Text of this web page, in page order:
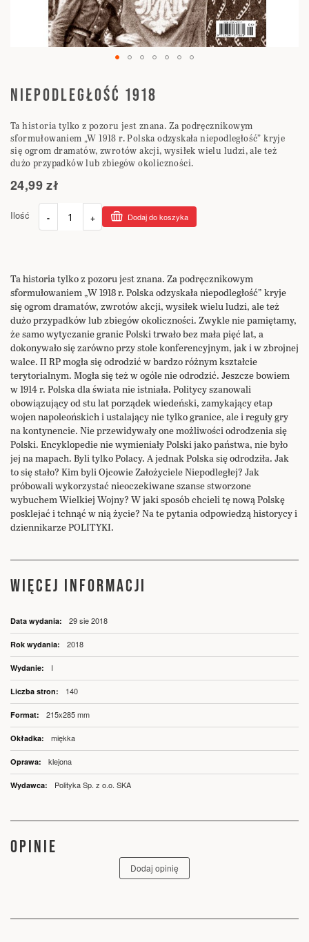
na
początek
NIEPODLEGŁOŚĆ 1918
Ta historia tylko z pozoru jest znana. Za podręcznikowym
sformułowaniem „W 1918 r. Polska odzyskała niepodległość” kryje
się ogrom dramatów, zwrotów akcji, wysiłek wielu ludzi, ale też
dużo przypadków lub zbiegów okoliczności.
24,99 zł
Ilość - + Dodaj do koszyka
Ta historia tylko z pozoru jest znana. Za podręcznikowym
sformułowaniem „W 1918 r. Polska odzyskała niepodległość” kryje
się ogrom dramatów, zwrotów akcji, wysiłek wielu ludzi, ale też
dużo przypadków lub zbiegów okoliczności. Zwykle nie pamiętamy,
że samo wytyczanie granic Polski trwało bez mała pięć lat, a
dokonywało się zarówno przy stole konferencyjnym, jak i w zbrojnej
walce. II RP mogła się odrodzić w bardzo różnym kształcie
terytorialnym. Mogła się też w ogóle nie odrodzić. Jeszcze bowiem
w 1914 r. Polska dla świata nie istniała. Politycy szanowali
obowiązujący od stu lat porządek wiedeński, zamykający etap
wojen napoleońskich i ustalający nie tylko granice, ale i reguły gry
na kontynencie. Nie przewidywały one możliwości odrodzenia się
Polski. Encyklopedie nie wymieniały Polski jako państwa, nie było
jej na mapach. Byli tylko Polacy. A jednak Polska się odrodziła. Jak
to się stało? Kim byli Ojcowie Założyciele Niepodległej? Jak
próbowali wykorzystać nieoczekiwane szanse stworzone
wybuchem Wielkiej Wojny? W jaki sposób chcieli tę nową Polskę
posklejać i tchnąć w nią życie? Na te pytania odpowiedzą historycy i
dziennikarze POLITYKI.
WIĘCEJ INFORMACJI
Więcej
informacji
29 sie 2018
2018
I
140
215x285 mm
miękka
klejona
Polityka Sp. z o.o. SKA
OPINIE
Dodaj opinię